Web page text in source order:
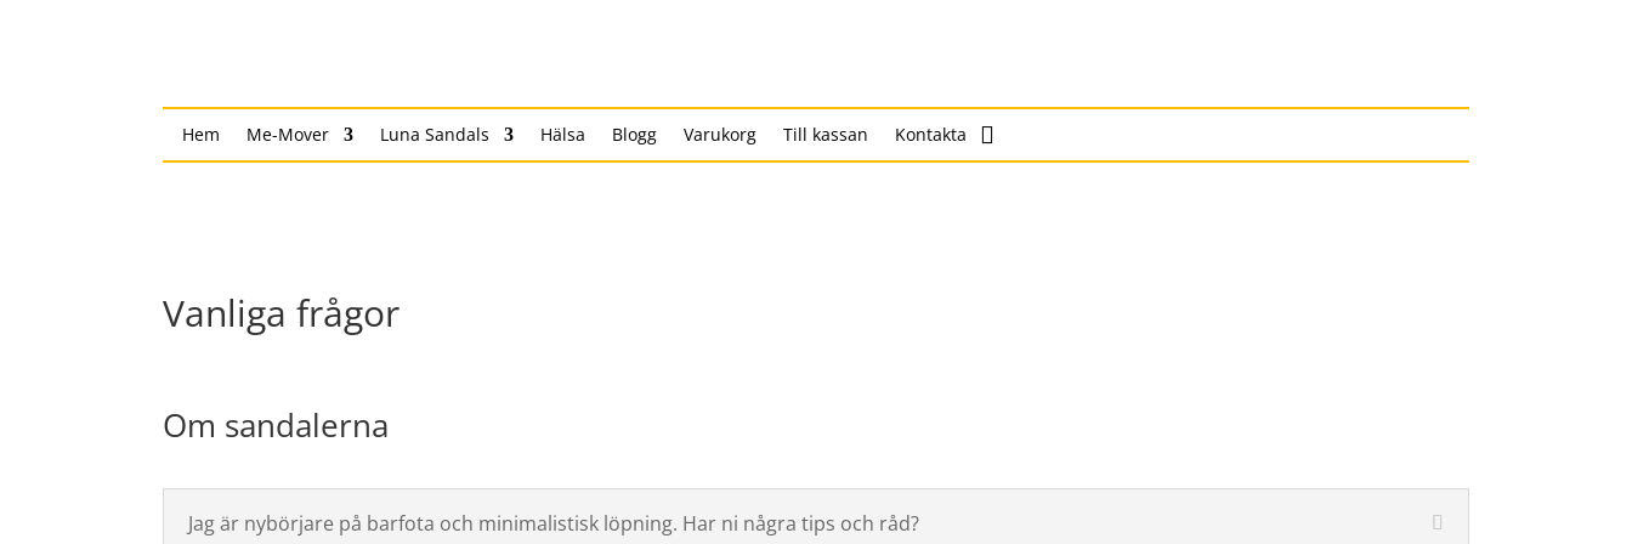
Hem Me-Mover Luna Sandals Hälsa Blogg Varukorg Till kassan Kontakta
Vanliga frågor
Om sandalerna
Jag är nybörjare på barfota och minimalistisk löpning. Har ni några tips och råd?